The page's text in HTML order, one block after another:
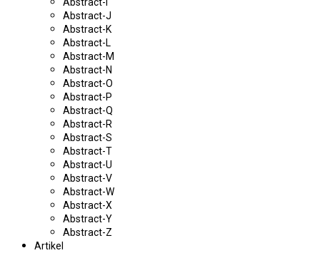
Abstract-J
Abstract-K
Abstract-L
Abstract-M
Abstract-N
Abstract-O
Abstract-P
Abstract-Q
Abstract-R
Abstract-S
Abstract-T
Abstract-U
Abstract-V
Abstract-W
Abstract-X
Abstract-Y
Abstract-Z
Artikel